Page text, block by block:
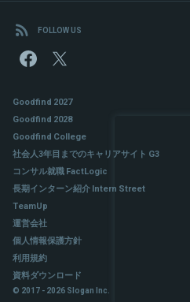
FOLLOW US
Goodfind 2027
Goodfind 2028
Goodfind College
社会人3年目までのキャリアサイト G3
コンサル就職 FactLogic
長期インターン紹介 Intern Street
TeamUp
運営会社
個人情報保護方針
利用規約
資料ダウンロード
© 2017 - 2026 Slogan Inc.